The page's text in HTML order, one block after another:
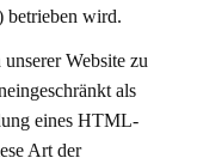
betrieben wird.
Website zu
als
eines HTML-
Art der